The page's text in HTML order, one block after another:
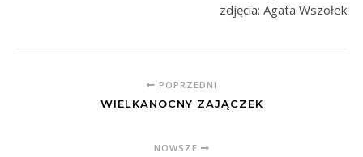
zdjęcia: Agata Wszołek
POPRZEDNI
WIELKANOCNY ZAJĄCZEK
NOWSZE